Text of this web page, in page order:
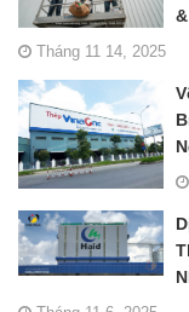
Tháng 11 14, 2025